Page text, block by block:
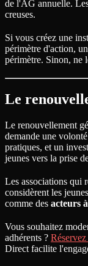
de l'AG annuelle.
creuses.
Si vous créez une
périmètre d'action,
périmètre. Sinon, ne
Le
Le renouvellement
demande une
pratiques, et un
jeunes vers la prise
Les associations qui
considèrent les
comme des acteurs
Vous souhaitez
adhérents ?
Direct facilite